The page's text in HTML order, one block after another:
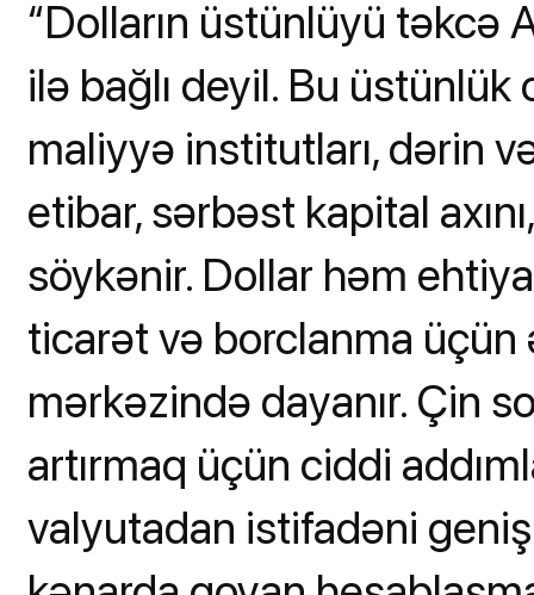
“Dolların üstünlüyü təkcə
ilə bağlı deyil. Bu
maliyyə institutları, dərin
etibar, sərbəst kapital
söykənir. Dollar həm
ticarət və borclanma
mərkəzində dayanır. Çin
artırmaq üçün ciddi
valyutadan istifadəni